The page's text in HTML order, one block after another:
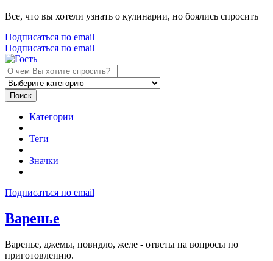
Все, что вы хотели узнать о кулинарии, но боялись спросить
Подписаться по email
Подписаться по email
Поиск
Категории
Теги
Значки
Подписаться по email
Варенье
Варенье, джемы, повидло, желе - ответы на вопросы по
приготовлению.